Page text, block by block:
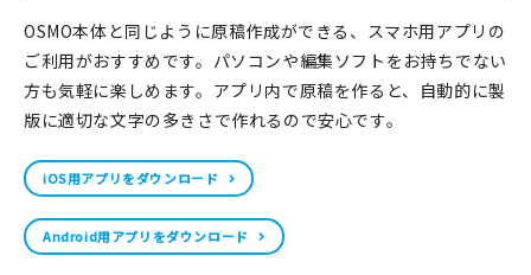
OSMO本体と同じように原稿作成ができる、スマホ用アプリの
ご利用がおすすめです。パソコンや編集ソフトをお持ちでない
方も気軽に楽しめます。アプリ内で原稿を作ると、自動的に製
版に適切な文字の多きさで作れるので安心です。
iOS用アプリをダウンロード
Android用アプリをダウンロード